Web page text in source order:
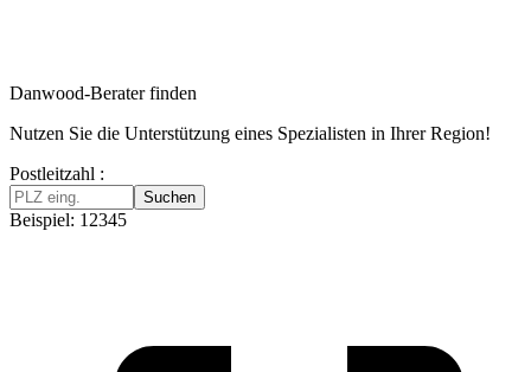
Danwood-Berater finden
Nutzen Sie die Unterstützung eines Spezialisten in Ihrer Region!
Postleitzahl :
Suchen
Beispiel: 12345